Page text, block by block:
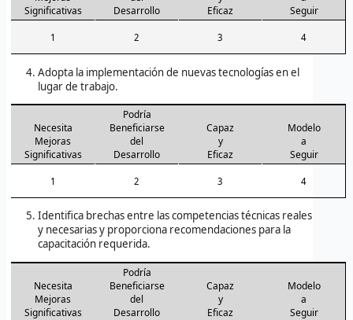
Significativas
Desarrollo
Eficaz
Seguir
1 2 3 4
Adopta la implementación de nuevas tecnologías en el
lugar de trabajo.
Necesita
Mejoras
Significativas
Podría
Beneficiarse
del
Desarrollo
Capaz
y
Eficaz
Modelo
a
Seguir
1 2 3 4
Identifica brechas entre las competencias técnicas reales
y necesarias y proporciona recomendaciones para la
capacitación requerida.
Necesita
Mejoras
Significativas
Podría
Beneficiarse
del
Desarrollo
Capaz
y
Eficaz
Modelo
a
Seguir